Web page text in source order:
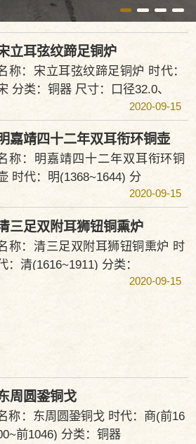
立耳弦纹蹄足铜炉
称：宋立耳弦纹蹄足铜炉 时代：
分类：铜器 尺寸：口径32.0、
2020-09-15
嘉靖四十二年双耳衔环铜壶
称：明嘉靖四十二年双耳衔环铜
时代：明(1368~1644) 分
2020-09-15
三足双附耳狮钮铜熏炉
称：清三足双附耳狮钮铜熏炉 时
：清(1616~1911) 分类：
2020-09-15
周圆銎铜戈
称：东周圆銎铜戈 时代：商(前16
前1046) 分类：铜器